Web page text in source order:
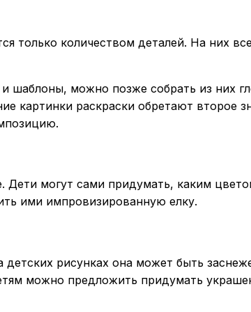
только количеством деталей. На них
шаблоны, можно позже собрать из них
картинки раскраски обретают второе
могут сами придумать, каким
ими импровизированную елку.
рисунках она может быть
можно предложить придумать